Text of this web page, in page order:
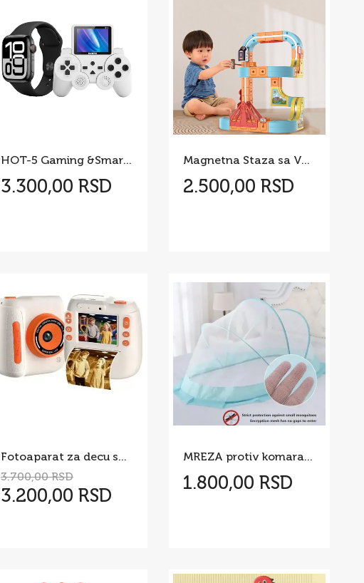
HOT-5 Gaming &Smartwatch Combo – Savršen Poklon
3.300,00 RSD
Magnetna Staza sa Vozićem 3 modela
2.500,00 RSD
Fotoaparat za decu sa štampačem slika X320
3.700,00 RSD
3.200,00 RSD
MREZA protiv komaraca za bebe
1.800,00 RSD